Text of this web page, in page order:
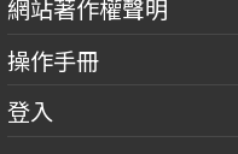
網站著作權聲明
操作手冊
登入